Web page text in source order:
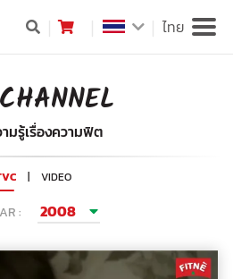
ไทย
มรู้เรื่องความฟิต
| VIDEO
: 2008